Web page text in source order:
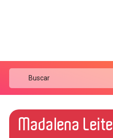
Madalena Leite